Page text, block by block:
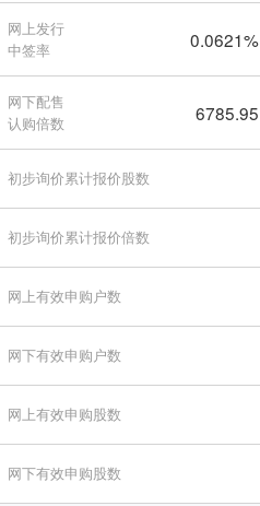
网上发行
中签率
0.0621%
网下配售
认购倍数
6785.95
初步询价累计报价股数
初步询价累计报价倍数
网上有效申购户数
网下有效申购户数
网上有效申购股数
网下有效申购股数